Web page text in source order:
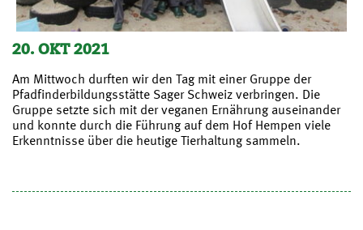
20. OKT 2021
Am Mittwoch durften wir den Tag mit einer Gruppe der
Pfadfinderbildungsstätte Sager Schweiz verbringen. Die
Gruppe setzte sich mit der veganen Ernährung auseinander
und konnte durch die Führung auf dem Hof Hempen viele
Erkenntnisse über die heutige Tierhaltung sammeln.